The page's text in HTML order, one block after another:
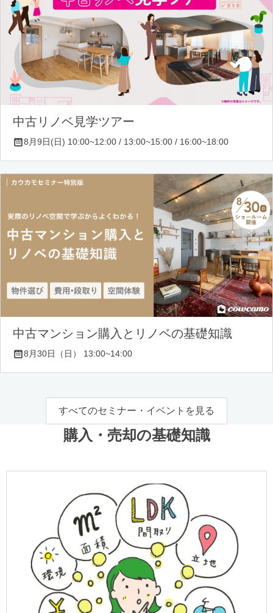
中古リノベ見学ツアー
8月9日(日) 10:00~12:00 / 13:00~15:00 / 16:00~18:00
中古マンション購入とリノベの基礎知識
8月30日（日） 13:00~14:00
すべてのセミナー・イベントを見る
購入・売却の基礎知識